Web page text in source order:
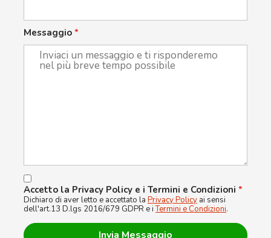
Messaggio *
Accetto la Privacy Policy e i Termini e Condizioni *
Dichiaro di aver letto e accettato la Privacy Policy ai sensi
dell'art.13 D.lgs 2016/679 GDPR e iTermini e Condizioni.